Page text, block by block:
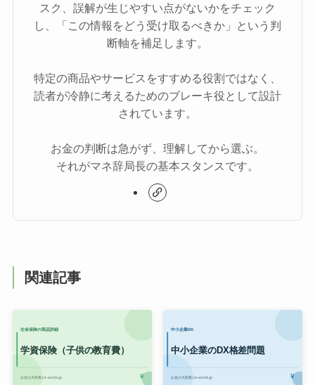
スク、誤解が生じやすい点がないかをチェック
し、「この情報をどう受け取るべきか」という判
断軸を補足します。
特定の商品やサービスをすすめる役割ではなく、
読者が冷静に考えるためのブレーキ役として設計
されています。
お金の判断は急がず、理解してから選ぶ。
それがマネ辞局長の基本スタンスです。
関連記事